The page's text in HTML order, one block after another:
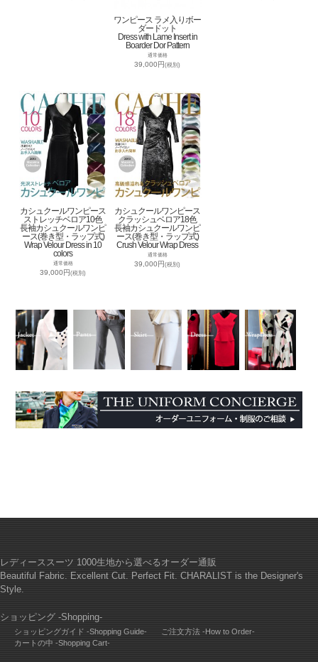
ワンピース ラメ入りボー
ダードット
Dress with Lame Insert in
Boarder Dor Pattern
通常価格
39,000円(税別)
カシュクールワンピース
ストレッチベロア10色
長袖カシュクールワンピ
ース(巻き型・ラップ式)
Wrap Velour Dress in 10
colors
通常価格
39,000円(税別)
カシュクールワンピース
クラッシュベロア18色
長袖カシュクールワンピ
ース(巻き型・ラップ式)
Crush Velour Wrap Dress
通常価格
39,000円(税別)
レディーススーツ 1000生地から選べるオーダー通販
Beautiful Fabric. Excellent Cut. Perfect Fit. CHARALIST is the Designer's
Style.
ショッピング -Shopping-
ショッピングガイド -Shopping Guide-
ご注文方法 -How to Order-
カートの中 -Shopping Cart-